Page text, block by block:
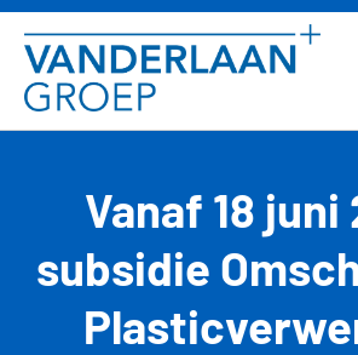
Vanaf 18 juni
subsidie